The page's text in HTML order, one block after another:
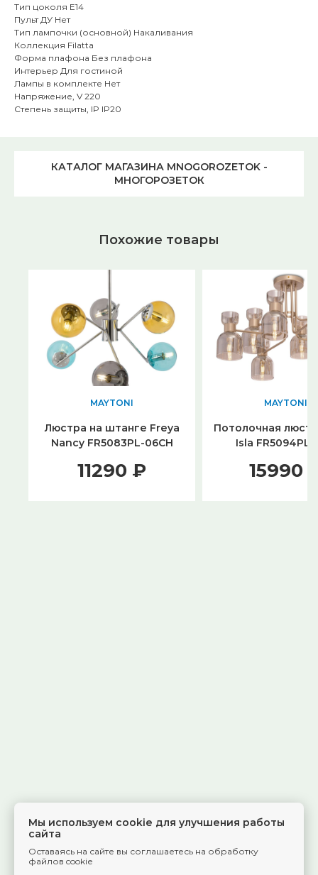
Тип цоколя E14
Пульт ДУ Нет
Тип лампочки (основной) Накаливания
Коллекция Filatta
Форма плафона Без плафона
Интерьер Для гостиной
Лампы в комплекте Нет
Напряжение, V 220
Степень защиты, IP IP20
КАТАЛОГ МАГАЗИНА MNOGOROZETOK -
МНОГОРОЗЕТОК
Похожие товары
MAYTONI
Люстра на штанге Freya
Nancy FR5083PL-06CH
11290 ₽
MAYTONI
Потолочная
Isla FR5094PL-
15990
Мы используем cookie для улучшения работы
сайта
Оставаясь на сайте вы соглашаетесь на обработку
файлов cookie